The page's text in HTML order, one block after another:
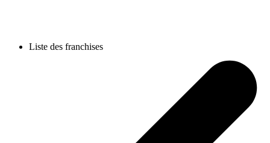
Liste des franchises